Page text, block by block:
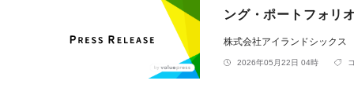
ング・ポートフォリ
株式会社アイランドシックス
2026年05月22日 04時